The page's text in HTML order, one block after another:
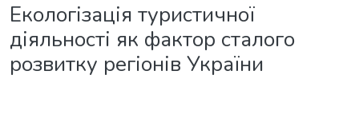
Екологізація туристичної
діяльності як фактор сталого
розвитку регіонів України